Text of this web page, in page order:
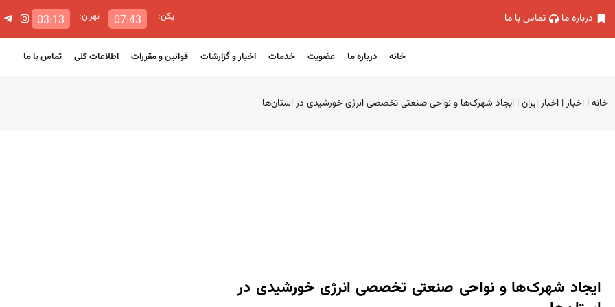
درباره ما تماس با ما پکن: 07:43 تهران: 03:13
خانه درباره ما عضویت خدمات اخبار و گزارشات قوانین و مقررات اطلاعات کلی تماس با ما
خانه| اخبار | اخبار ایران| ایجاد شهرک‌ها و نواحی صنعتی تخصصی انرژی خورشیدی در استان‌ها
ایجاد شهرک‌ها و نواحی صنعتی تخصصی انرژی خورشیدی در